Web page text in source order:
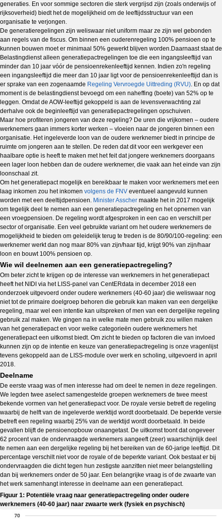
generaties. En voor sommige sectoren die sterk vergrijsd zijn (zoals onderwijs of
rijksoverheid) biedt het de mogelijkheid om de leeftijdsstructuur van een
organisatie te verjongen.
De generatieregelingen zijn weliswaar niet uniform maar ze zijn wel gebonden
aan regels van de fiscus. Om binnen een ouderenregeling 100% pensioen op te
kunnen bouwen moet er minimaal 50% gewerkt blijven worden.Daarnaast staat de
Belastingdienst alleen generatiepactregelingen toe die een ingangsleeftijd van
minder dan 10 jaar vóór de pensioenrekenleeftijd kennen. Indien zo'n regeling
een ingangsleeftijd die meer dan 10 jaar ligt voor de pensioenrekenleeftijd dan is
er sprake van een zogenaamde Regeling Vervroegde Uittreding (RVU). En op dat
moment is de belastingdienst bevoegd om een naheffing (boete) van 52% op te
leggen. Omdat de AOW-leeftijd gekoppeld is aan de levensverwachting zal
derhalve ook de beginleeftijd van generatiepactregelingen opschuiven.
Maar hoe profiteren jongeren van deze regeling? De uren die vrijkomen – oudere
werknemers gaan immers korter werken – vloeien naar de jongeren binnen een
organisatie. Het ingeleverde loon van de oudere werknemer biedt in principe de
ruimte om jongeren aan te stellen. De reden dat dit voor een werkgever een
haalbare optie is heeft te maken met het feit dat jongere werknemers doorgaans
een lager loon hebben dan de oudere werknemer, die vaak aan het einde van zijn
loonschaal zit.
Om het generatiepact mogelijk en bereikbaar te maken voor werknemers met een
laag inkomen zou het inkomen volgens de FNV eventueel aangevuld kunnen
worden met een deeltijdpensioen. Minister Asscher maakte het in 2017 mogelijk
om tegelijk deel te nemen aan een generatiepactregeling en het opnemen van
een vroegpensioen. De regeling wordt afgesproken in een cao en verschilt per
sector of organisatie. Een veel gebruikte variant om het oudere werknemers de
mogelijkheid te bieden om geleidelijk terug te treden is de 80/90/100-regeling: een
werknemer werkt dan nog maar 80% van zijn/haar tijd, krijgt 90% van zijn/haar
loon en bouwt 100% pensioen op.
Wie wil deelnemen aan een generatiepactregeling?
Om beter zicht te krijgen op de interesse van werknemers in het generatiepact
heeft het NIDI via het LISS-panel van CentERdata in december 2018 een
onderzoek uitgevoerd onder oudere werknemers (40-60 jaar) die weliswaar nog
niet tot de primaire doelgroep behoren die gebruik kan maken van een dergelijke
regeling, maar wel een intentie kan uitspreken of men van een dergelijke regeling
gebruik zal maken. We gingen na in welke mate men gebruik zou willen maken
van het generatiepact en voor welke categorieën oudere werknemers het
generatiepact een uitkomst biedt. Om zicht te bieden op factoren die van invloed
kunnen zijn op de intentie en keuze van generatiepactregeling is onze vragenlijst
tevens gekoppeld aan de LISS-module over werk en scholing, uitgevoerd in april
2018.
Deelname
De eerste vraag was of men interesse had om deel te nemen in deze regelingen.
We legden twee aselect samengestelde groepen werknemers de twee meest
bekende vormen van het generatiepact voor. De royale versie betreft de regeling
waarbij de helft van de ingeleverde werktijd wordt doorbetaald. De beperkte versie
betreft een regeling waarbij 25% van de werktijd wordt doorbetaald. In beide
gevallen blijft de pensioenopbouw onaangetast. De uitkomst toont dat ongeveer
62 procent van de ondervraagde werknemers aangeeft (zeer) waarschijnlijk deel
te nemen aan een dergelijke regeling bij het bereiken van de 60-jarige leeftijd. Dit
percentage verschilt niet voor de royale of de beperkte variant. Ook bestaat er bij
ondervraagden die dicht tegen hun zestigste aanzitten niet meer belangstelling
dan bij werknemers onder de 50 jaar. Een belangrijke vraag is of de zwaarte van
het werk samenhangt interesse in deelname aan een generatiepact.
Figuur 1: Potentiële vraag naar generatiepactregeling onder oudere
werknemers (40-60 jaar) naar zwaarte werk (fysiek en psychisch)